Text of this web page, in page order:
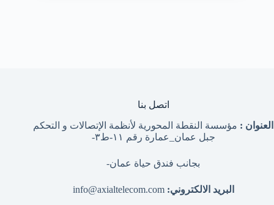
اتصل بنا
العنوان : مؤسسة النقطة المحورية لأنظمة الإتصالات و التحكم
جبل عمان_عمارة رقم ١١-ط٣-
بجانب فندق حياة عمان-
البريد الالكتروني: info@axialtelecom.com